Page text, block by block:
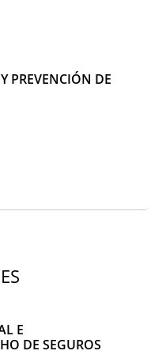
PREVENCIÓN DE
E
DE SEGUROS